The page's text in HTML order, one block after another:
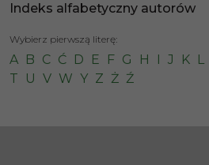
Indeks alfabetyczny autorów
Wybierz pierwszą literę:
A B C Ć D E F G H I J K L
T
U V W Y Z Ż Ź